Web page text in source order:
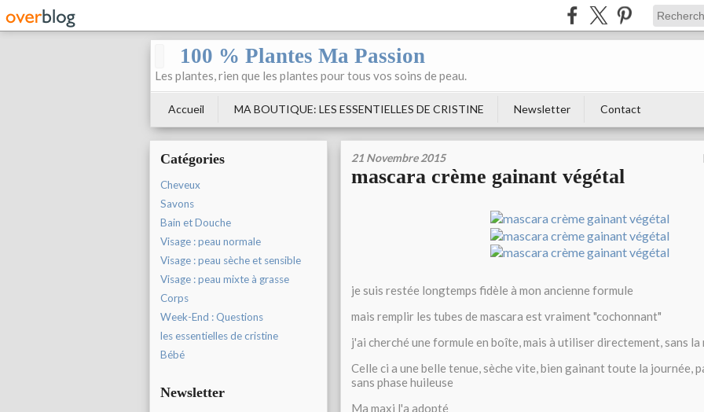
100 % Plantes Ma Passion
Les plantes, rien que les plantes pour tous vos soins de peau.
Accueil MA BOUTIQUE: LES ESSENTIELLES DE CRISTINE Newsletter Contact
Catégories
Cheveux
Savons
Bain et Douche
Visage : peau normale
Visage : peau sèche et sensible
Visage : peau mixte à grasse
Corps
Week-End : Questions
les essentielles de cristine
Bébé
Newsletter
21 Novembre 2015
mascara crème gainant végétal
je suis restée longtemps fidèle à mon ancienne formule
mais remplir les tubes de mascara est vraiment "cochonnant"
j'ai cherché une formule en boîte, mais à utiliser directement, sans
Celle ci a une belle tenue, sèche vite, bien gainant toute la journée,
sans phase huileuse
Ma maxi l'a adopté